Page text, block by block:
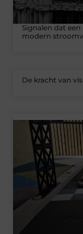
Signalen dat
modern
De kracht van